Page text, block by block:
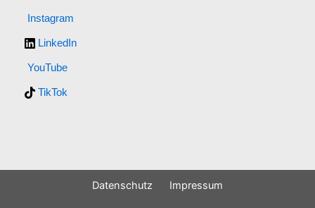
Instagram
LinkedIn
YouTube
TikTok
Datenschutz Impressum